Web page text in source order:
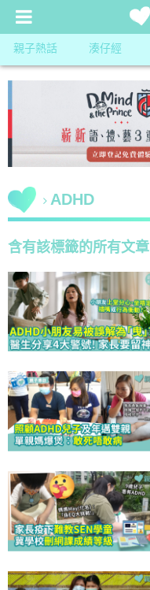
親子熱話 湊仔經
ADHD
含有該標籤的所有文章